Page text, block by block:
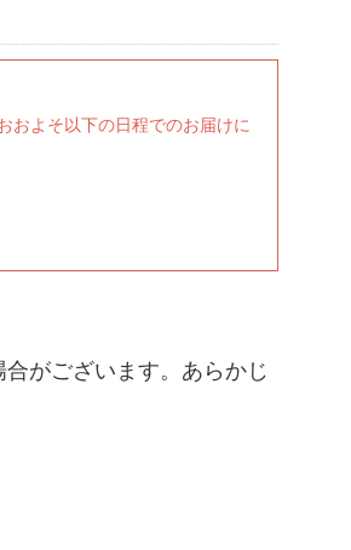
およそ以下の日程でのお届けに
がございます。あらかじ